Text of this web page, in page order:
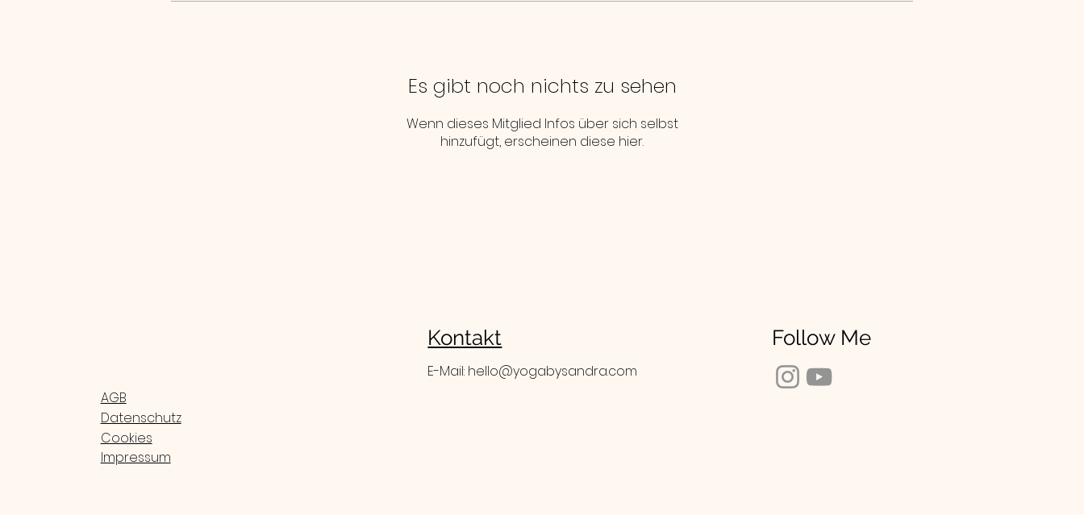
Es gibt noch nichts zu sehen
Wenn dieses Mitglied Infos über sich selbst
hinzufügt, erscheinen diese hier.
AGB
Datenschutz
Cookies
Impressum
Kontakt
E-Mail: hello@yogabysandra.com
Follow Me